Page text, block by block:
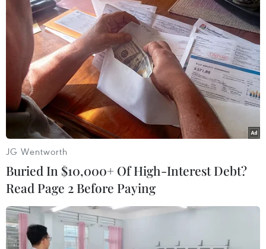
Ireland, ngày càng giảm dần.
Nigeria: 1 cảnh sát thiệt mạng, nhiều giáo
JG Wentworth
Buried In $10,000+ Of High-Interest Debt?
Read Page 2 Before Paying